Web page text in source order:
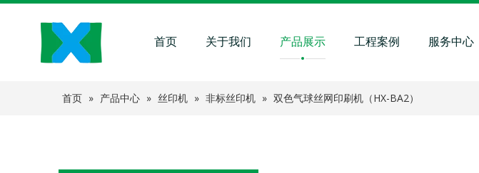
首页 关于我们 产品展示 工程案例 服务中心
首页 » 产品中心 » 丝印机 » 非标丝印机 » 双色气球丝网印刷机（HX-BA2）